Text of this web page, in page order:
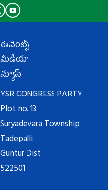
ఈవెంట్స్
మీడియా
న్యూస్
YSR CONGRESS PARTY
Plot no. 13
Suryadevara Township
Tadepalli
Guntur Dist
522501